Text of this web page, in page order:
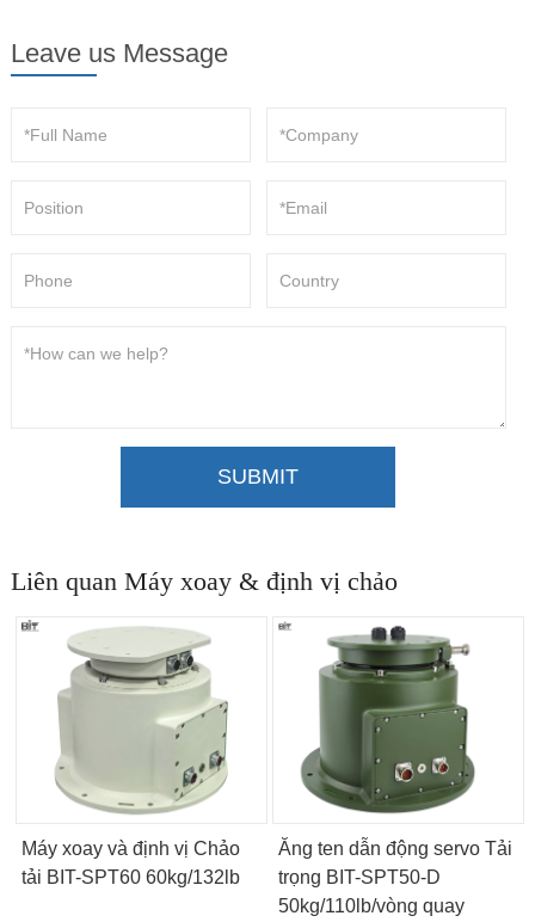
Leave us Message
SUBMIT
Liên quan Máy xoay & định vị chảo
Máy xoay và định vị Chảo
tải BIT-SPT60 60kg/132lb
Ăng ten dẫn động servo Tải
trọng BIT-SPT50-D
50kg/110lb/vòng quay